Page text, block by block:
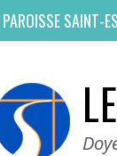
PAROISSE SAINT-